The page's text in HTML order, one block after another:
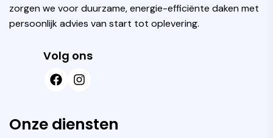
zorgen we voor duurzame, energie-efficiënte daken met
persoonlijk advies van start tot oplevering.
Volg ons
Onze diensten